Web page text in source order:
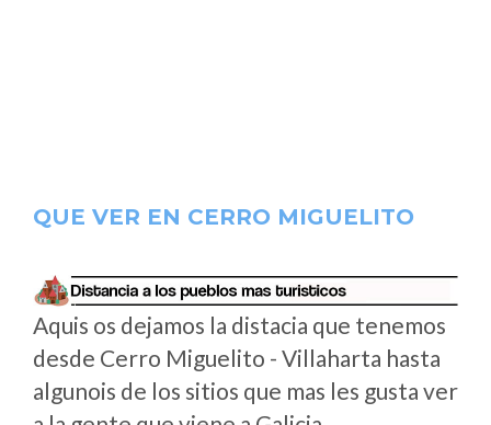
QUE VER EN CERRO MIGUELITO
Aquis os dejamos la distacia que tenemos
desde Cerro Miguelito - Villaharta hasta
algunois de los sitios que mas les gusta ver